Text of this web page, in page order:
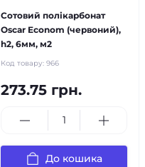
Сотовий полікарбонат
Oscar Econom (червоний),
h2, 6мм, м2
Код товару: 966
273.75 грн.
До кошика